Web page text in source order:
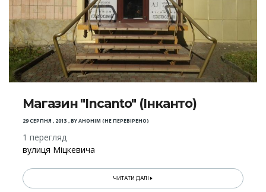
Магазин "Incanto" (Інканто)
29 СЕРПНЯ , 2013 ,BYАНОНІМ (НЕ ПЕРЕВІРЕНО)
1 перегляд
вулиця Міцкевича
ЧИТАТИ ДАЛІ